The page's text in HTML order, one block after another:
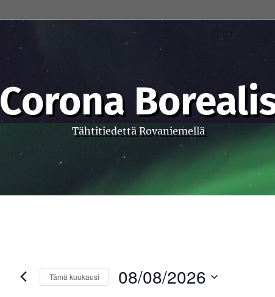
Corona
Tähtitiedettä Rovaniemellä
Tämä kuukausi 08/08/2026